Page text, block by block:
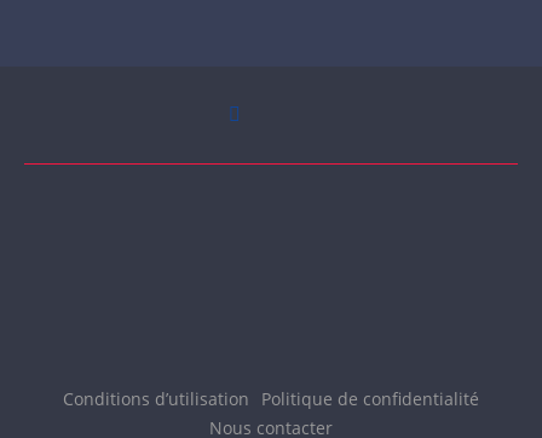
Conditions d’utilisation
Politique de confidentialité
Nous contacter